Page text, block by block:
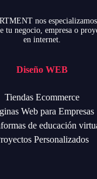
nos
tu negocio, empresa o
en internet.
Diseño WEB
Tiendas Ecommerce
Web para Empresas
de educación
Personalizados